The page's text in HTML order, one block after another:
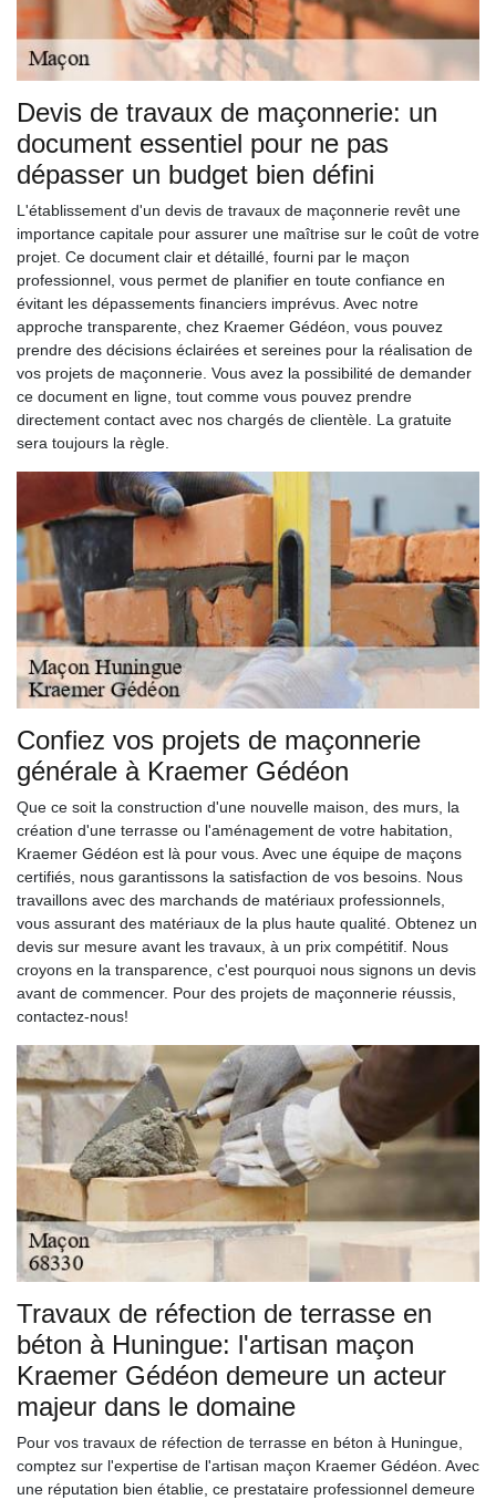
Devis de travaux de maçonnerie: un
document essentiel pour ne pas
dépasser un budget bien défini
L'établissement d'un devis de travaux de maçonnerie revêt une
importance capitale pour assurer une maîtrise sur le coût de votre
projet. Ce document clair et détaillé, fourni par le maçon
professionnel, vous permet de planifier en toute confiance en
évitant les dépassements financiers imprévus. Avec notre
approche transparente, chez Kraemer Gédéon, vous pouvez
prendre des décisions éclairées et sereines pour la réalisation de
vos projets de maçonnerie. Vous avez la possibilité de demander
ce document en ligne, tout comme vous pouvez prendre
directement contact avec nos chargés de clientèle. La gratuite
sera toujours la règle.
Confiez vos projets de maçonnerie
générale à Kraemer Gédéon
Que ce soit la construction d'une nouvelle maison, des murs, la
création d'une terrasse ou l'aménagement de votre habitation,
Kraemer Gédéon est là pour vous. Avec une équipe de maçons
certifiés, nous garantissons la satisfaction de vos besoins. Nous
travaillons avec des marchands de matériaux professionnels,
vous assurant des matériaux de la plus haute qualité. Obtenez un
devis sur mesure avant les travaux, à un prix compétitif. Nous
croyons en la transparence, c'est pourquoi nous signons un devis
avant de commencer. Pour des projets de maçonnerie réussis,
contactez-nous!
Travaux de réfection de terrasse en
béton à Huningue: l'artisan maçon
Kraemer Gédéon demeure un acteur
majeur dans le domaine
Pour vos travaux de réfection de terrasse en béton à Huningue,
comptez sur l'expertise de l'artisan maçon Kraemer Gédéon. Avec
une réputation bien établie, ce prestataire professionnel demeure